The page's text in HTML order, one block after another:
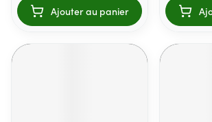
Ajouter au panier